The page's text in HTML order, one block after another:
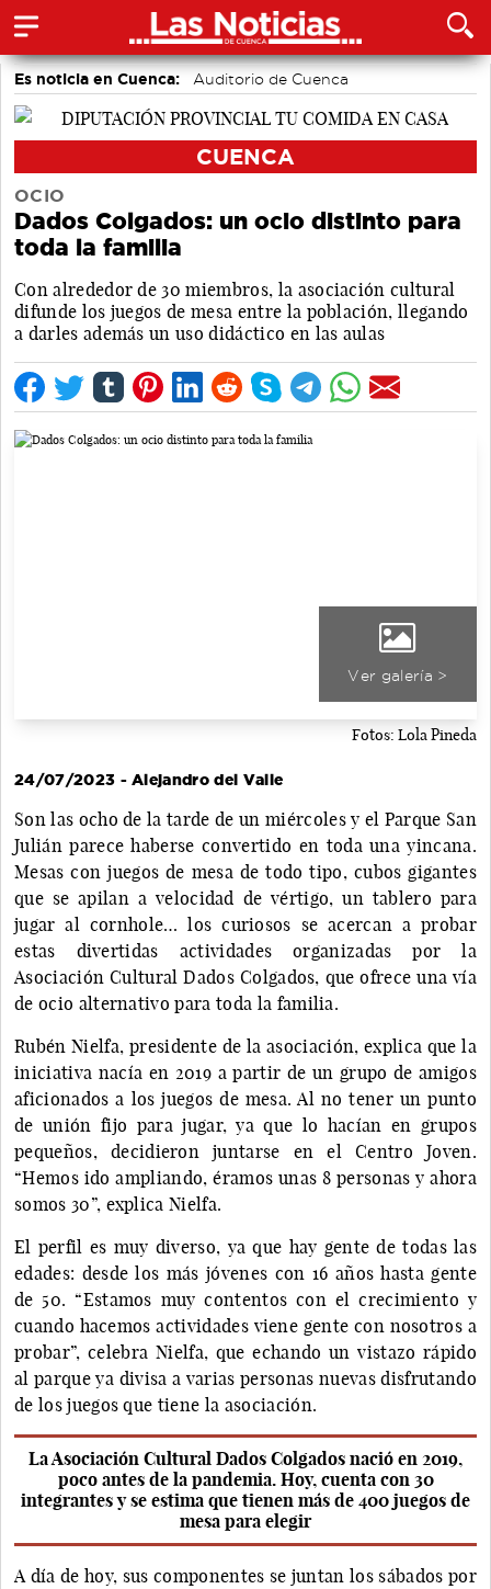
Es noticia en Cuenca: Auditorio de Cuenca
CUENCA
OCIO
Dados Colgados: un ocio distinto para
toda la familia
Con alrededor de 30 miembros, la asociación cultural
difunde los juegos de mesa entre la población, llegando
a darles además un uso didáctico en las aulas
Ver galería >
Fotos: Lola Pineda
24/07/2023 - Alejandro del Valle
Son las ocho de la tarde de un miércoles y el Parque San
Julián parece haberse convertido en toda una yincana.
Mesas con juegos de mesa de todo tipo, cubos gigantes
que se apilan a velocidad de vértigo, un tablero para
jugar al cornhole… los curiosos se acercan a probar
estas divertidas actividades organizadas por la
Asociación Cultural Dados Colgados, que ofrece una vía
de ocio alternativo para toda la familia.
Rubén Nielfa, presidente de la asociación, explica que la
iniciativa nacía en 2019 a partir de un grupo de amigos
aficionados a los juegos de mesa. Al no tener un punto
de unión fijo para jugar, ya que lo hacían en grupos
pequeños, decidieron juntarse en el Centro Joven.
“Hemos ido ampliando, éramos unas 8 personas y ahora
somos 30”, explica Nielfa.
El perfil es muy diverso, ya que hay gente de todas las
edades: desde los más jóvenes con 16 años hasta gente
de 50. “Estamos muy contentos con el crecimiento y
cuando hacemos actividades viene gente con nosotros a
probar”, celebra Nielfa, que echando un vistazo rápido
al parque ya divisa a varias personas nuevas disfrutando
de los juegos que tiene la asociación.
La Asociación Cultural Dados Colgados nació en 2019,
poco antes de la pandemia. Hoy, cuenta con 30
integrantes y se estima que tienen más de 400 juegos de
mesa para elegir
A día de hoy, sus componentes se juntan los sábados por